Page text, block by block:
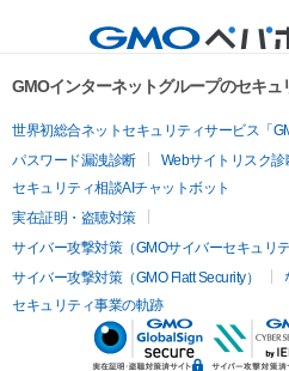
GMOインターネットグループのセキュ
世界初総合ネットセキュリティサービス「
パスワード漏洩診断
Webサイトリスク診
セキュリティ相談AIチャットボット
実在証明・盗聴対策
サイバー攻撃対策（GMOサイバーセキュリ
サイバー攻撃対策（GMO Flatt Security）
セキュリティ事業の軌跡